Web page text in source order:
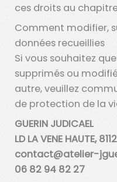
ces droits au
Comment modifier,
données recueillies
Si vous souhaitez
supprimés ou
autre, veuillez
de protection de la
GUERIN JUDICAEL
LD LA VENE HAUTE,
contact@atelier-
06 82 94 82 27